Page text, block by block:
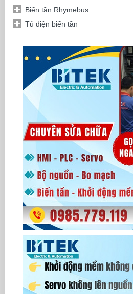
Biến tần Rhymebus
Tủ điện biến tần